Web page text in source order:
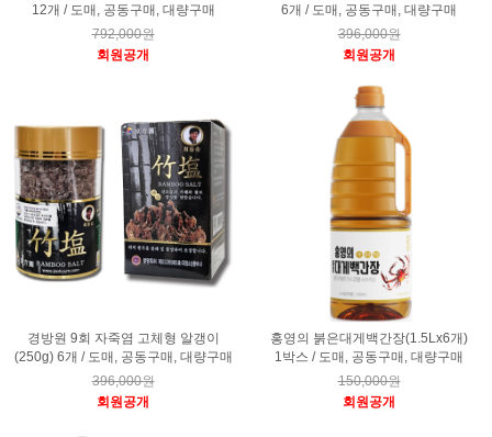
12개 / 도매, 공동구매, 대량구매
792,000원
회원공개
6개 / 도매, 공동구매, 대량구매
396,000원
회원공개
경방원 9회 자죽염 고체형 알갱이
(250g) 6개 / 도매, 공동구매, 대량구매
396,000원
회원공개
홍영의 붉은대게백간장(1.5Lx6개)
1박스 / 도매, 공동구매, 대량구매
150,000원
회원공개